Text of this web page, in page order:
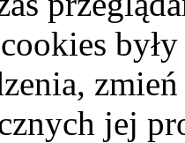
jej